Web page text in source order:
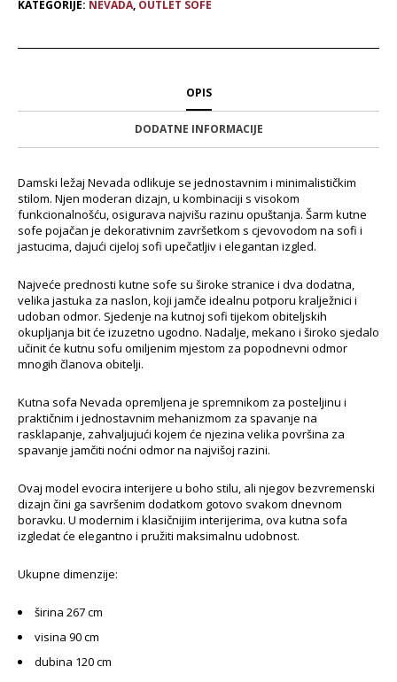
KATEGORIJE: NEVADA, OUTLET SOFE
OPIS
DODATNE INFORMACIJE
Damski ležaj Nevada odlikuje se jednostavnim i minimalističkim
stilom. Njen moderan dizajn, u kombinaciji s visokom
funkcionalnošću, osigurava najvišu razinu opuštanja. Šarm kutne
sofe pojačan je dekorativnim završetkom s cjevovodom na sofi i
jastucima, dajući cijeloj sofi upečatljiv i elegantan izgled.
Najveće prednosti kutne sofe su široke stranice i dva dodatna,
velika jastuka za naslon, koji jamče idealnu potporu kralježnici i
udoban odmor. Sjedenje na kutnoj sofi tijekom obiteljskih
okupljanja bit će izuzetno ugodno. Nadalje, mekano i široko sjedalo
učinit će kutnu sofu omiljenim mjestom za popodnevni odmor
mnogih članova obitelji.
Kutna sofa Nevada opremljena je spremnikom za posteljinu i
praktičnim i jednostavnim mehanizmom za spavanje na
rasklapanje, zahvaljujući kojem će njezina velika površina za
spavanje jamčiti noćni odmor na najvišoj razini.
Ovaj model evocira interijere u boho stilu, ali njegov bezvremenski
dizajn čini ga savršenim dodatkom gotovo svakom dnevnom
boravku. U modernim i klasičnijim interijerima, ova kutna sofa
izgledat će elegantno i pružiti maksimalnu udobnost.
Ukupne dimenzije:
širina 267 cm
visina 90 cm
dubina 120 cm